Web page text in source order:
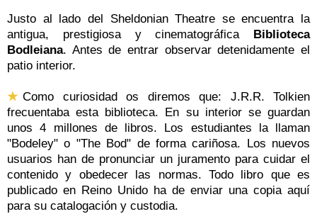
Justo al lado del Sheldonian Theatre se encuentra la
antigua, prestigiosa y cinematográfica Biblioteca
Bodleiana. Antes de entrar observar detenidamente el
patio interior.
★Como curiosidad os diremos que: J.R.R. Tolkien
frecuentaba esta biblioteca. En su interior se guardan
unos 4 millones de libros. Los estudiantes la llaman
"Bodeley" o "The Bod" de forma cariñosa. Los nuevos
usuarios han de pronunciar un juramento para cuidar el
contenido y obedecer las normas. Todo libro que es
publicado en Reino Unido ha de enviar una copia aquí
para su catalogación y custodia.